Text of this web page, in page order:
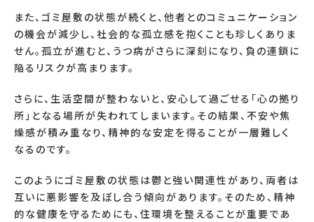
また、ゴミ屋敷の状態が続くと、他者とのコミュニケーション
の機会が減少し、社会的な孤立感を抱くことも珍しくありま
せん。孤立が進むと、うつ病がさらに深刻になり、負の連鎖に
陥るリスクが高まります。
さらに、生活空間が整わないと、安心して過ごせる「心の拠り
所」となる場所が失われてしまいます。その結果、不安や焦
燥感が積み重なり、精神的な安定を得ることが一層難しく
なるのです。
このようにゴミ屋敷の状態は鬱と強い関連性があり、両者は
互いに悪影響を及ぼし合う傾向があります。そのため、精神
的な健康を守るためにも、住環境を整えることが重要であ